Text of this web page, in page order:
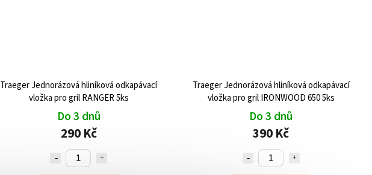
Traeger Jednorázová hliníková odkapávací
vložka pro gril RANGER 5ks
Do 3 dnů
290 Kč
Traeger Jednorázová hliníková odkapávací
vložka pro gril IRONWOOD 650 5ks
Do 3 dnů
390 Kč